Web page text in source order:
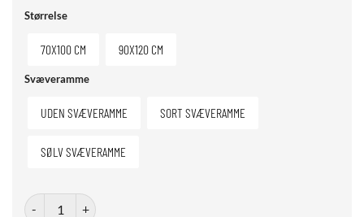
Størrelse
70X100 CM 90X120 CM
Svæveramme
UDEN SVÆVERAMME SORT SVÆVERAMME
SØLV SVÆVERAMME
DJ Chimp 02 antal